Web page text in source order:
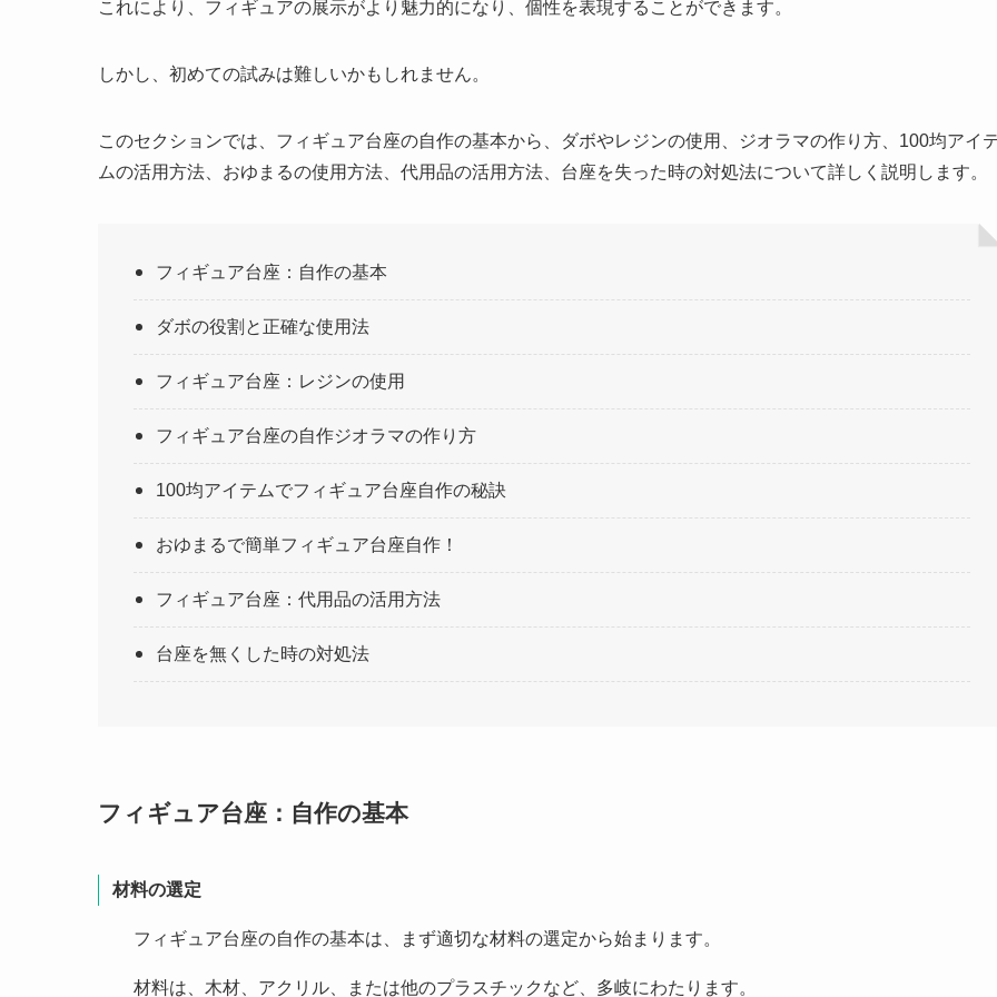
これにより、フィギュアの展示がより魅力的になり、個性を表現することができます。
しかし、初めての試みは難しいかもしれません。
このセクションでは、フィギュア台座の自作の基本から、ダボやレジンの使用、ジオラマの作り方、100均アイ
ムの活用方法、おゆまるの使用方法、代用品の活用方法、台座を失った時の対処法について詳しく説明します。
フィギュア台座：自作の基本
ダボの役割と正確な使用法
フィギュア台座：レジンの使用
フィギュア台座の自作ジオラマの作り方
100均アイテムでフィギュア台座自作の秘訣
おゆまるで簡単フィギュア台座自作！
フィギュア台座：代用品の活用方法
台座を無くした時の対処法
フィギュア台座：自作の基本
材料の選定
フィギュア台座の自作の基本は、まず適切な材料の選定から始まります。
材料は、木材、アクリル、または他のプラスチックなど、多岐にわたります。